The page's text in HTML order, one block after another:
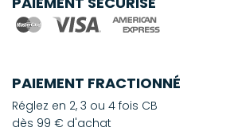
PAIEMENT FRACTIONNÉ
Réglez en 2, 3 ou 4 fois CB
dès 99 € d'achat